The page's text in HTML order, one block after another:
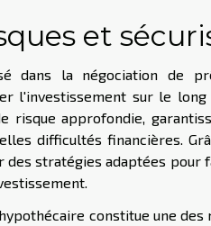
et
dans la négociation de
l'investissement sur le
risque approfondie,
difficultés financières.
stratégies adaptées pour
constitue une